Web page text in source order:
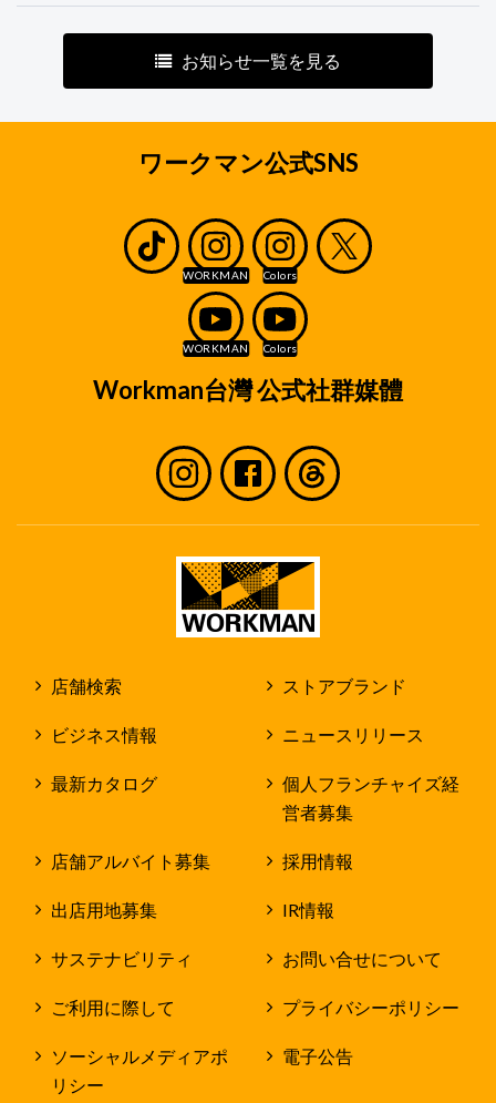
お知らせ一覧を見る
ワークマン公式SNS
Workman台灣 公式社群媒體
店舗検索 ストアブランド
ビジネス情報 ニュースリリース
最新カタログ
個人フランチャイズ経
営者募集
店舗アルバイト募集 採用情報
出店用地募集 IR情報
サステナビリティ お問い合せについて
ご利用に際して プライバシーポリシー
ソーシャルメディアポ
リシー
電子公告